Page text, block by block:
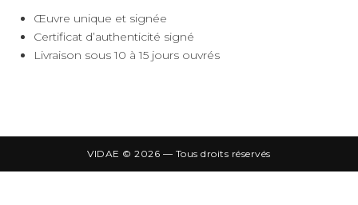
Œuvre unique et signée
Certificat d’authenticité signé
Livraison sous 10 à 15 jours ouvrés
VIDAE © 2026 — Tous droits réservés